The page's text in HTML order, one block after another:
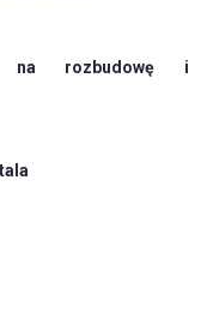
na rozbudowę i